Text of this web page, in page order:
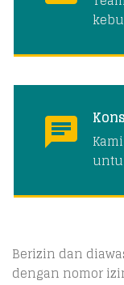
Berizin dan
dengan nomor